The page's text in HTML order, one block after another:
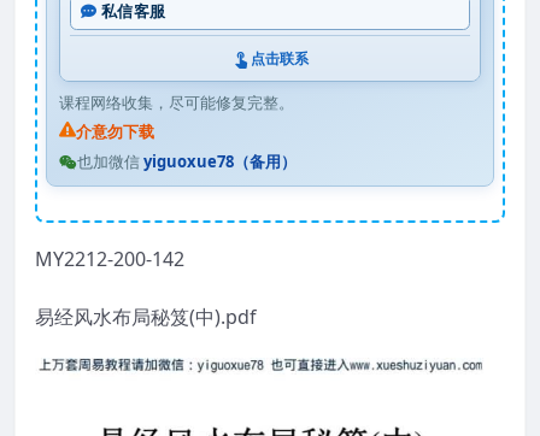
私信客服
点击联系
课程网络收集，尽可能修复完整。
介意勿下载
也加微信yiguoxue78（备用）
MY2212-200-142
易经风水布局秘笈(中).pdf